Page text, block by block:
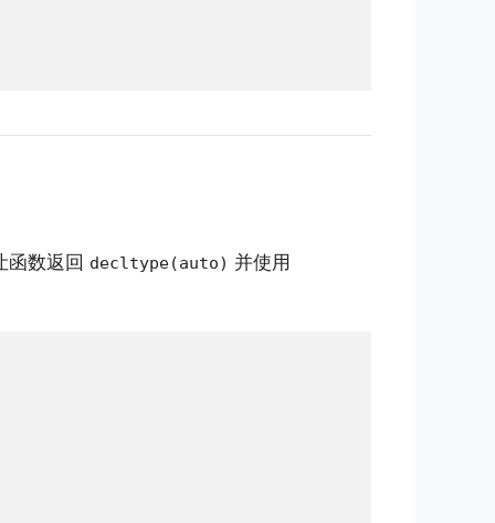
函数返回 decltype(auto) 并使用